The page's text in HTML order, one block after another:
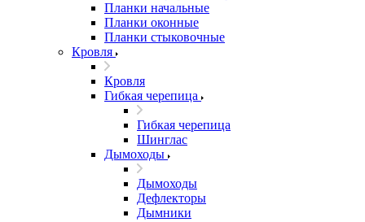
Планки начальные
Планки оконные
Планки стыковочные
Кровля
Кровля
Гибкая черепица
Гибкая черепица
Шинглас
Дымоходы
Дымоходы
Дефлекторы
Дымники